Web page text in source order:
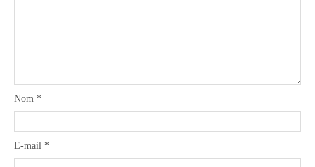
Nom *
E-mail *